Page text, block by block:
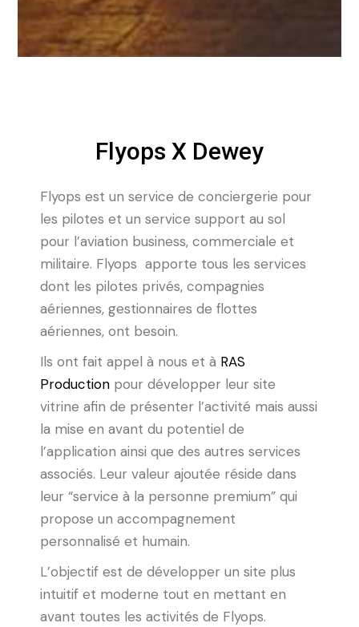
Flyops X Dewey
Flyops est un service de conciergerie pour
les pilotes et un service support au sol
pour l’aviation business, commerciale et
militaire. Flyops apporte tous les services
dont les pilotes privés, compagnies
aériennes, gestionnaires de flottes
aériennes, ont besoin.
Ils ont fait appel à nous et à RAS
Production pour développer leur site
vitrine afin de présenter l’activité mais aussi
la mise en avant du potentiel de
l’application ainsi que des autres services
associés. Leur valeur ajoutée réside dans
leur “service à la personne premium” qui
propose un accompagnement
personnalisé et humain.
L’objectif est de développer un site plus
intuitif et moderne tout en mettant en
avant toutes les activités de Flyops.